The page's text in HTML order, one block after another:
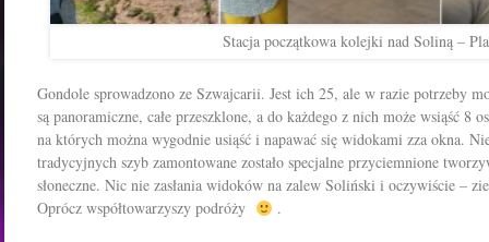
Stacja początkowa kolejki nad Soliną –
Gondole sprowadzono ze Szwajcarii. Jest ich 25, ale w razie potrzeby
są panoramiczne, całe przeszklone, a do każdego z nich może wsiąść 8
na których można wygodnie usiąść i napawać się widokami zza okna.
tradycyjnych szyb zamontowane zostało specjalne przyciemnione
słoneczne. Nic nie zasłania widoków na zalew Soliński i oczywiście –
Oprócz współtowarzyszy podróży
.